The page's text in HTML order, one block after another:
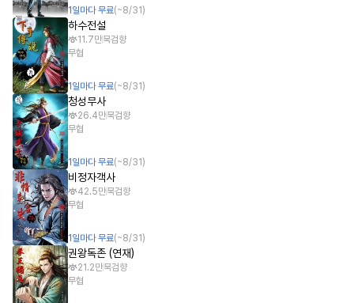
1 일마다 무료(~8/31 )
하수전설
11.7만묵검향
무협
1 일마다 무료(~8/31 )
청성무사
26.4만묵검향
무협
1 일마다 무료(~8/31 )
비정자객사
42.5만묵검향
무협
1 일마다 무료(~8/31 )
권왕독존 (연재)
21.2만묵검향
무협